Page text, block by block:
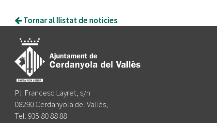
Tornar al llistat de noticies
Pl. Francesc Layret, s/n
08290 Cerdanyola del Vallès,
Tel. 935 80 88 88